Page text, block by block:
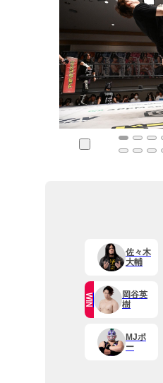
佐々木
大輔
WIN
岡谷英
樹
MJポ
ー